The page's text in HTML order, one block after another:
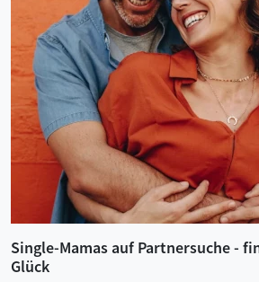
Single-Mamas auf Partnersuche -
Glück